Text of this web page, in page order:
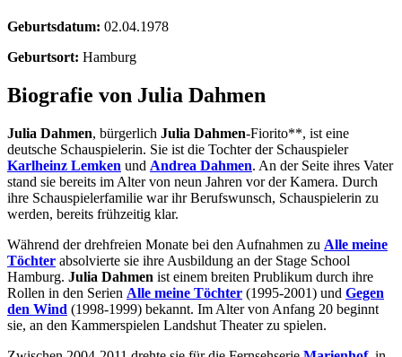
Geburtsdatum: 02.04.1978
Geburtsort: Hamburg
Biografie von Julia Dahmen
Julia Dahmen, bürgerlich Julia Dahmen-Fiorito**, ist eine
deutsche Schauspielerin. Sie ist die Tochter der Schauspieler
Karlheinz Lemken und Andrea Dahmen. An der Seite ihres Vater
stand sie bereits im Alter von neun Jahren vor der Kamera. Durch
ihre Schauspielerfamilie war ihr Berufswunsch, Schauspielerin zu
werden, bereits frühzeitig klar.
Während der drehfreien Monate bei den Aufnahmen zu Alle meine
Töchter absolvierte sie ihre Ausbildung an der Stage School
Hamburg. Julia Dahmen ist einem breiten Prublikum durch ihre
Rollen in den Serien Alle meine Töchter (1995-2001) und Gegen
den Wind (1998-1999) bekannt. Im Alter von Anfang 20 beginnt
sie, an den Kammerspielen Landshut Theater zu spielen.